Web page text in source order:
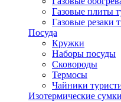
Газовые плиты
Газовые резаки
Посуда
Кружки
Наборы посуды
Сковороды
Термосы
Чайники
Изотермические сумки